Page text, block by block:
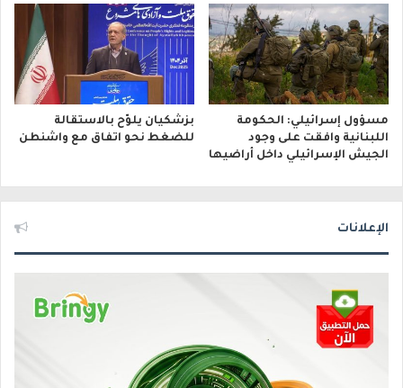
مسؤول إسرائيلي: الحكومة
اللبنانية وافقت على وجود
الجيش الإسرائيلي داخل أراضيها
بزشكيان يلوّح بالاستقالة
للضغط نحو اتفاق مع واشنطن
الإعلانات